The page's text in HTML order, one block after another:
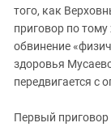
того, как
приговор по
обвинение
здоровья
передвигается с
Первый приговор